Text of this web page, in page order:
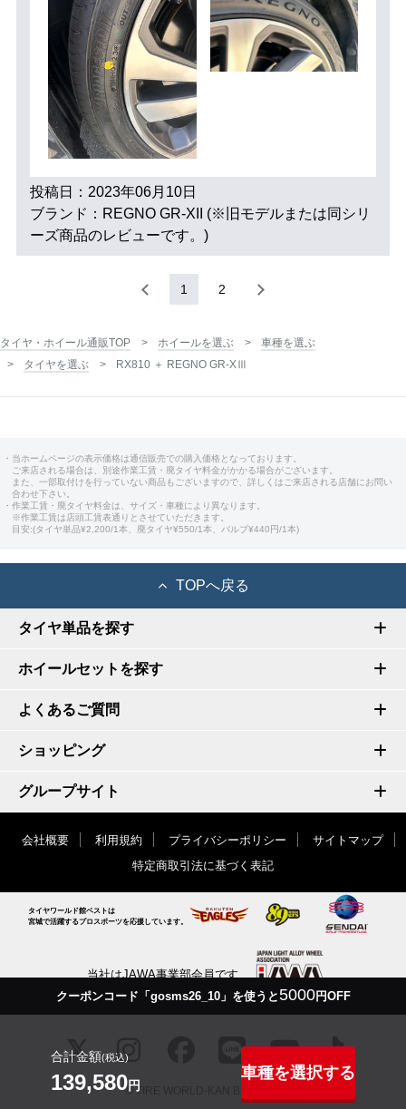
投稿日：2023年06月10日
ブランド：REGNO GR-XII (※旧モデルまたは同シリ
ーズ商品のレビューです。)
1 2
クーポンコード「gosms26_10」を使うと5000円OFF
合計金額(税込)
139,580円
車種を選択する
タイヤ・ホイール通販TOP ホイールを選ぶ
車種を選ぶ
タイヤを選ぶ
RX810 ＋ REGNO GR-XⅢ
・当ホームページの表示価格は通信販売での購入価格となっております。
ご来店される場合は、別途作業工賃・廃タイヤ料金がかかる場合がございます。
また、一部取付けを行っていない商品もございますので、詳しくはご来店される店舗にお問い
合わせ下さい。
・作業工賃・廃タイヤ料金は、サイズ・車種により異なります。
※作業工賃は店頭工賃表通りとさせていただきます。
目安:(タイヤ単品¥2,200/1本、廃タイヤ¥550/1本、バルブ¥440円/1本)
TOPへ戻る
タイヤ単品を探す
ホイールセットを探す
よくあるご質問
ショッピング
グループサイト
会社概要 利用規約 プライバシーポリシー
サイトマップ
特定商取引法に基づく表記
タイヤワールド館ベストは
宮城で活躍するプロスポーツを応援しています。
当社はJAWA事業部会員です
© TIRE WORLD-KAN BEST inc.